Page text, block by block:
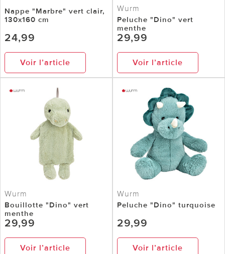
Nappe "Marbre" vert clair,
130x160 cm
24,99
Voir l’article
Wurm
Peluche "Dino" vert
menthe
29,99
Voir l’article
Wurm
Bouillotte "Dino" vert
menthe
29,99
Voir l’article
Wurm
Peluche "Dino" turquoise
29,99
Voir l’article